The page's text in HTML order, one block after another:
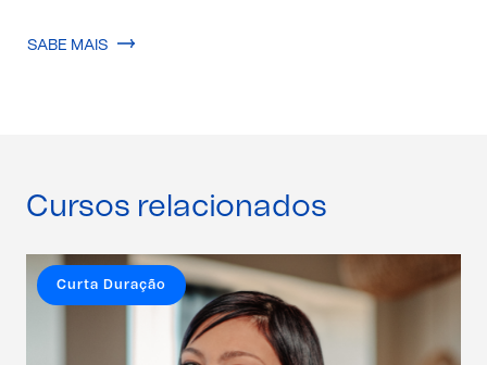
SABE MAIS
Cursos relacionados
Curta Duração